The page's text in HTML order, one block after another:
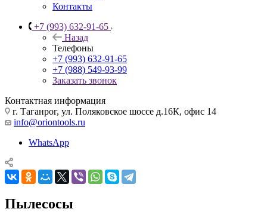
Контакты
+7 (993) 632-91-65
Назад
Телефоны
+7 (993) 632-91-65
+7 (988) 549-93-99
Заказать звонок
Контактная информация
г. Таганрог, ул. Поляковское шоссе д.16К, офис 14
info@oriontools.ru
WhatsApp
Пылесосы